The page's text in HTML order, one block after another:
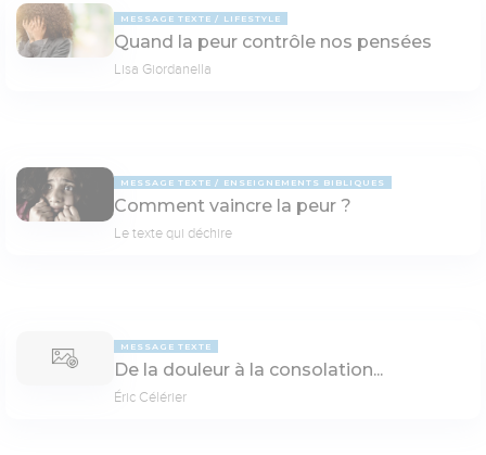
MESSAGE TEXTE LIFESTYLE
Quand la peur contrôle nos pensées
Lisa Giordanella
MESSAGE TEXTE ENSEIGNEMENTS BIBLIQUES
Comment vaincre la peur ?
Le texte qui déchire
MESSAGE TEXTE
De la douleur à la consolation...
Éric Célérier